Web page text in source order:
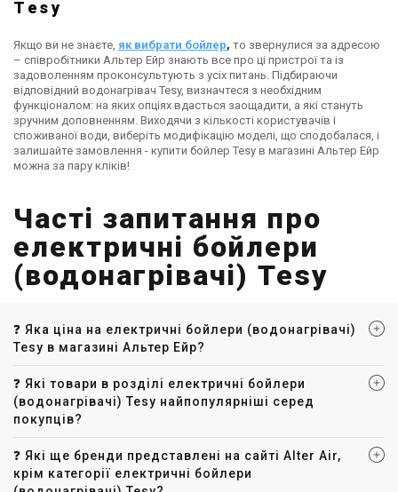
Tesy
Якщо ви не знаєте, як вибрати бойлер, то звернулися за адресою
– співробітники Альтер Ейр знають все про ці пристрої та із
задоволенням проконсультують з усіх питань. Підбираючи
відповідний водонагрівач Tesy, визначтеся з необхідним
функціоналом: на яких опціях вдасться заощадити, а які стануть
зручним доповненням. Виходячи з кількості користувачів і
споживаної води, виберіть модифікацію моделі, що сподобалася, і
залишайте замовлення - купити бойлер Tesy в магазині Альтер Ейр
можна за пару кліків!
Часті запитання про
електричні бойлери
(водонагрівачі) Tesy
❓ Яка ціна на електричні бойлери (водонагрівачі)
Tesy в магазині Альтер Ейр?
❓ Які товари в розділі електричні бойлери
(водонагрівачі) Tesy найпопулярніші серед
покупців?
❓ Які ще бренди представлені на сайті Alter Air,
крім категорії електричні бойлери